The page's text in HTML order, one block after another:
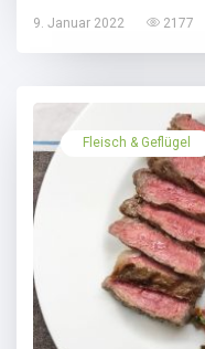
9. Januar 2022 2177
Fleisch & Geflügel